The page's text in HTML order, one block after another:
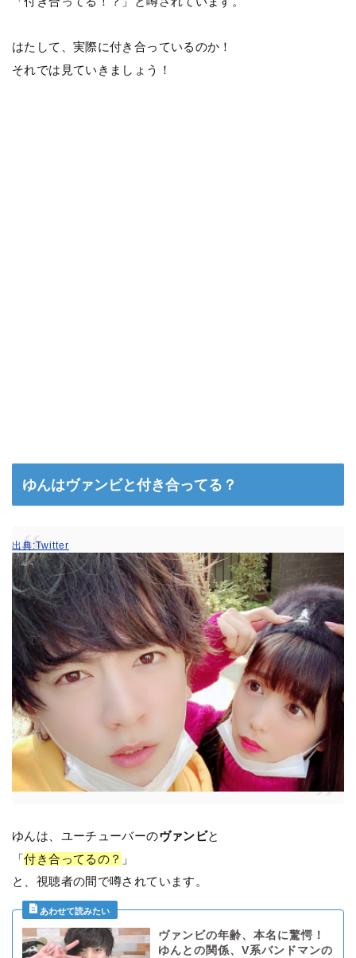
はたして、実際に付き合っているのか！
それでは見ていきましょう！
ゆんはヴァンビと付き合ってる？
出典:Twitter
ゆんは、ユーチューバーのヴァンビと
「付き合ってるの？ 」
と、視聴者の間で噂されています。
ヴァンビの年齢、本名に驚愕！
ゆんとの関係、V系バンドマンの